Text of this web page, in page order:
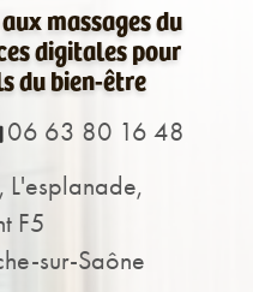
massages du
digitales pour
du bien-être
06 63 80 16 48
L'esplanade,
F5
sur-Saône